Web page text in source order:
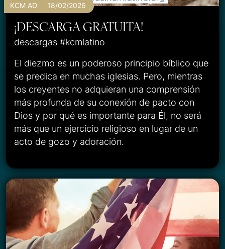
KCM AD 18/02/2026
¡DESCARGA GRATUITA!
descargas #kcmlatino
El diezmo es un poderoso principio bíblico que
se predica en muchas iglesias. Pero, mientras
los creyentes no adquieran una comprensión
más profunda de su conexión de pacto con
Dios y por qué es importante para Él, no será
más que un ejercicio religioso en lugar de un
acto de gozo y adoración.